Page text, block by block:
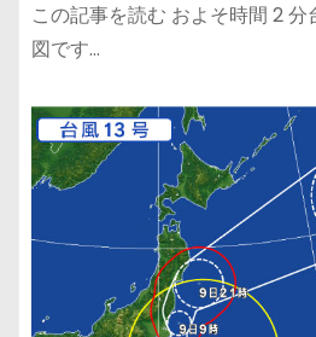
この記事を読む およそ時間 2
図です…